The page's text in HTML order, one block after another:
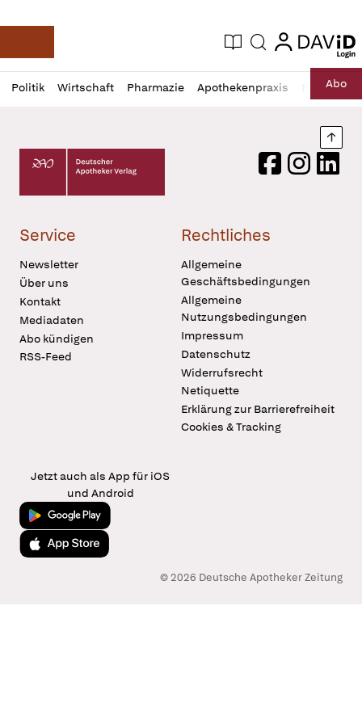
Deutsche Apotheker Zeitung
Aktuelle Ausgabe
Suche login
login
Politik Wirtschaft Pharmazie Apothekenpraxis RechtAbo
Profil
öffnen
Daz
Pur
Deutscher Apotheker Verlag Logo
FacebookInstagram
Service
Newsletter
Über uns
Kontakt
Mediadaten
Abo kündigen
RSS-Feed
Rechtliches
Allgemeine
Geschäftsbedingungen
Allgemeine
Nutzungsbedingungen
Impressum
Datenschutz
Widerrufsrecht
Netiquette
Erklärung zur Barrierefreiheit
Cookies & Tracking
Jetzt auch als App für iOS
und Android
Jetzt bei Google Play
Laden im App Store
© 2026 Deutsche Apotheker Zeitung